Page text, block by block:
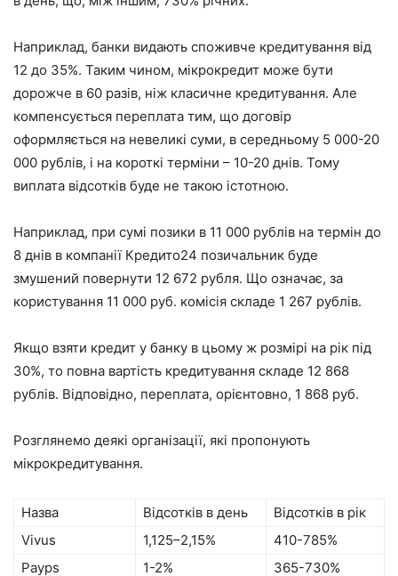
Наприклад, банки видають споживче кредитування від
12 до 35%. Таким чином, мікрокредит може бути
дорожче в 60 разів, ніж класичне кредитування. Але
компенсується переплата тим, що договір
оформляється на невеликі суми, в середньому 5 000-20
000 рублів, і на короткі терміни – 10-20 днів. Тому
виплата відсотків буде не такою істотною.
Наприклад, при сумі позики в 11 000 рублів на термін до
8 днів в компанії Кредито24 позичальник буде
змушений повернути 12 672 рубля. Що означає, за
користування 11 000 руб. комісія складе 1 267 рублів.
Якщо взяти кредит у банку в цьому ж розмірі на рік під
30%, то повна вартість кредитування складе 12 868
рублів. Відповідно, переплата, орієнтовно, 1 868 руб.
Розглянемо деякі організації, які пропонують
мікрокредитування.
Назва Відсотків в день
Відсотків в рік
Vivus
1,125–2,15%
410-785%
Payps
1-2%
365-730%